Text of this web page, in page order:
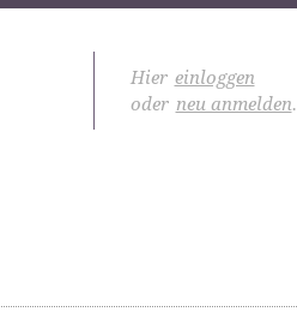
Hier einloggen
oder neu anmelden.